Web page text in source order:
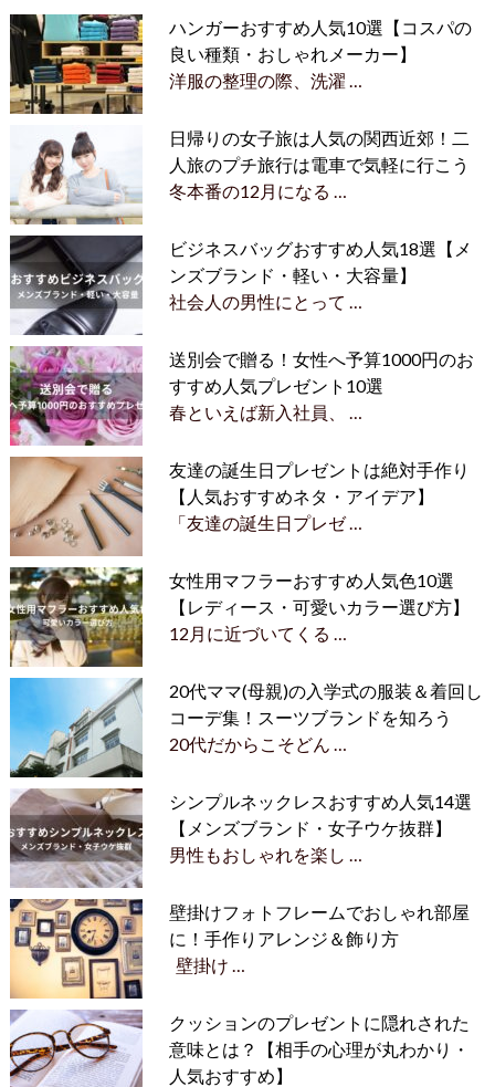
ハンガーおすすめ人気10選【コスパの
良い種類・おしゃれメーカー】
洋服の整理の際、洗濯 …
日帰りの女子旅は人気の関西近郊！二
人旅のプチ旅行は電車で気軽に行こう
冬本番の12月になる …
ビジネスバッグおすすめ人気18選【メ
ンズブランド・軽い・大容量】
社会人の男性にとって …
送別会で贈る！女性へ予算1000円のお
すすめ人気プレゼント10選
春といえば新入社員、 …
友達の誕生日プレゼントは絶対手作り
【人気おすすめネタ・アイデア】
「友達の誕生日プレゼ …
女性用マフラーおすすめ人気色10選
【レディース・可愛いカラー選び方】
12月に近づいてくる …
20代ママ(母親)の入学式の服装＆着回し
コーデ集！スーツブランドを知ろう
20代だからこそどん …
シンプルネックレスおすすめ人気14選
【メンズブランド・女子ウケ抜群】
男性もおしゃれを楽し …
壁掛けフォトフレームでおしゃれ部屋
に！手作りアレンジ＆飾り方
壁掛け …
クッションのプレゼントに隠れされた
意味とは？【相手の心理が丸わかり・
人気おすすめ】